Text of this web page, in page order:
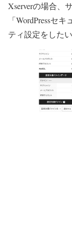
Xserverの場合、
「WordPressセ
ティ設定をした